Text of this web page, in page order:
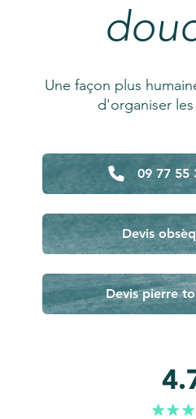
Une façon plus
d'organiser
09 77 55
Devis
Devis pierre